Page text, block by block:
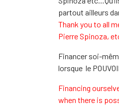
partout ailleurs
Thank you to all
Pierre Spinoza,
Financer soi-
lorsque le
Financing
when there is